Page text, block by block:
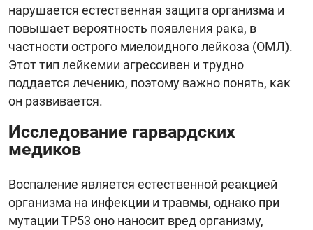
нарушается естественная защита организма и
повышает вероятность появления рака, в
частности острого миелоидного лейкоза (ОМЛ).
Этот тип лейкемии агрессивен и трудно
поддается лечению, поэтому важно понять, как
он развивается.
Исследование гарвардских
медиков
Воспаление является естественной реакцией
организма на инфекции и травмы, однако при
мутации TP53 оно наносит вред организму,